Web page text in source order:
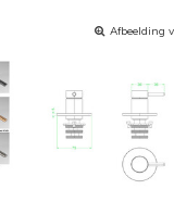
Afbeelding